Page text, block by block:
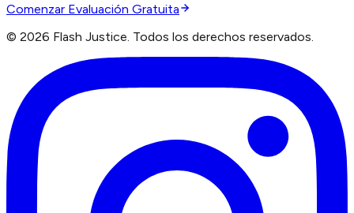
Comenzar Evaluación Gratuita
© 2026 Flash Justice. Todos los derechos reservados.